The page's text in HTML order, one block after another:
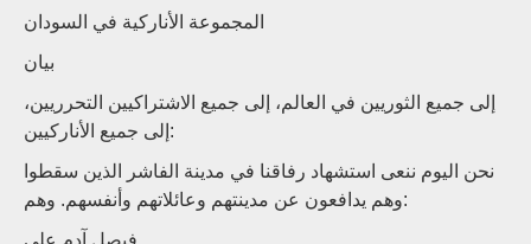
المجموعة الأناركية في السودان
بيان
إلى جميع الثوريين في العالم، إلى جميع الاشتراكيين التحرريين،
إلى جميع الأناركيين:
نحن اليوم ننعى استشهاد رفاقنا في مدينة الفاشر الذين سقطوا
وهم يدافعون عن مدينتهم وعائلاتهم وأنفسهم. وهم:
فيصل آدم علي